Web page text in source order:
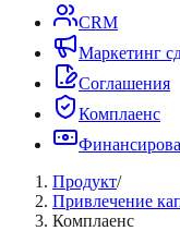
CRM
Маркетинг
Соглашения
Комплаенс
Продукт/
Привлечение
Комплаенс